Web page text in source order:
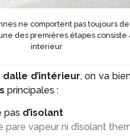
ne comportent pas toujours
des premières étapes
interieur
dalle d’intérieur, on va
principales :
pas d’isolant
vapeur ni d’isolant